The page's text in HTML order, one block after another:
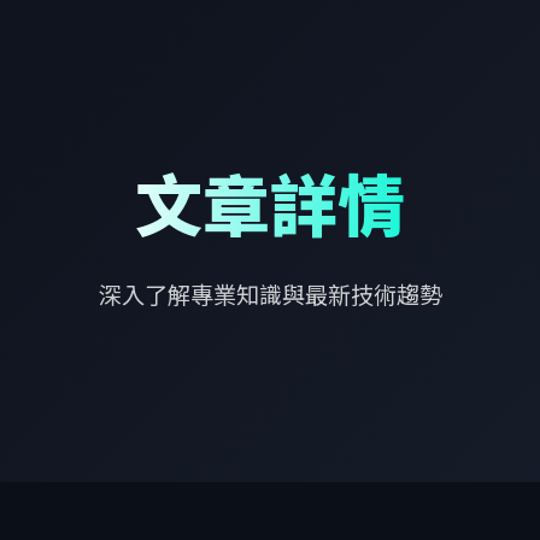
文章詳情
深入了解專業知識與最新技術趨勢